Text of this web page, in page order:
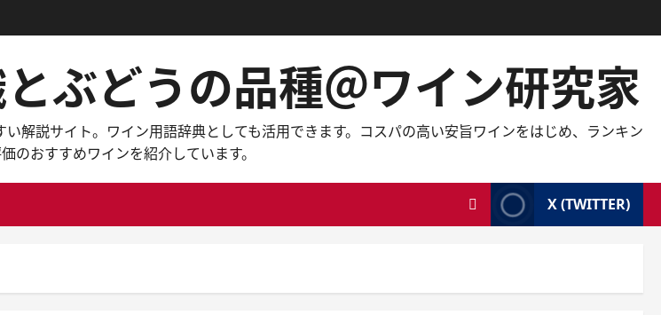
ぶどうの品種＠ワイン研究家
解説サイト。ワイン用語辞典としても活用できます。コスパの高い安旨ワインをはじめ、ランキン
のおすすめワインを紹介しています。
X (TWITTER)